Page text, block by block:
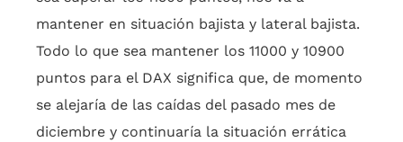
mantener en situación bajista y lateral bajista.
Todo lo que sea mantener los 11000 y 10900
puntos para el DAX significa que, de momento
se alejaría de las caídas del pasado mes de
diciembre y continuaría la situación errática